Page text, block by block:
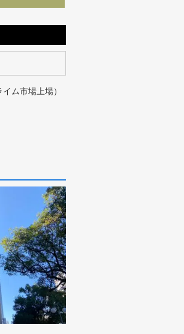
ム市場上場）